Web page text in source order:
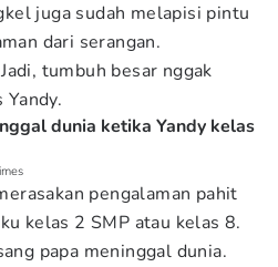
juga sudah melapisi pintu
dari serangan.
tumbuh besar nggak
dunia ketika Yandy kelas
pengalaman pahit
kelas 2 SMP atau kelas 8.
papa meninggal dunia.